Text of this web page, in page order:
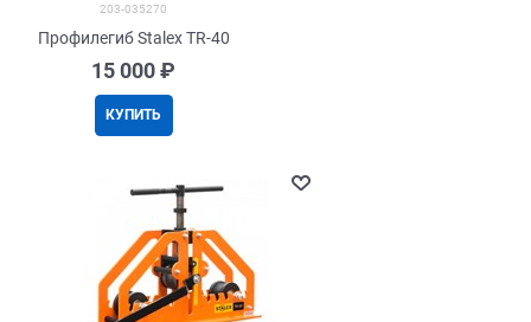
203-035270
Профилегиб Stalex TR-40
15 000 ₽
КУПИТЬ